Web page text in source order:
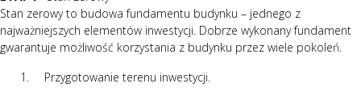
Stan zerowy to budowa fundamentu budynku – jednego z
najważniejszych elementów inwestycji. Dobrze wykonany fundament
gwarantuje możliwość korzystania z budynku przez wiele pokoleń.
Przygotowanie terenu inwestycji.